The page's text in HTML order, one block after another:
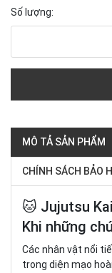
Số lượng:
MÔ TẢ SẢN PHẨM
CHÍNH SÁCH BẢO
🐱 Jujutsu
Khi những
Các nhân vật nổi
trong diện mạo